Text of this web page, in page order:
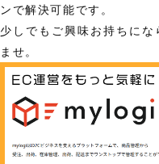
ンで解決可能です。
少しでもご興味お持ちに
ませ。